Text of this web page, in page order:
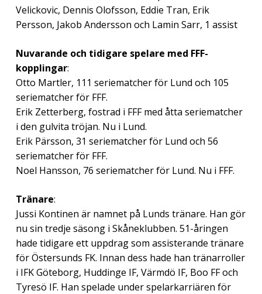
Velickovic, Dennis Olofsson, Eddie Tran, Erik
Persson, Jakob Andersson och Lamin Sarr, 1 assist
Nuvarande och tidigare spelare med FFF-
kopplingar:
Otto Martler, 111 seriematcher för Lund och 105
seriematcher för FFF.
Erik Zetterberg, fostrad i FFF med åtta seriematcher
i den gulvita tröjan. Nu i Lund.
Erik Pärsson, 31 seriematcher för Lund och 56
seriematcher för FFF.
Noel Hansson, 76 seriematcher för Lund. Nu i FFF.
Tränare:
Jussi Kontinen är namnet på Lunds tränare. Han gör
nu sin tredje säsong i Skåneklubben. 51-åringen
hade tidigare ett uppdrag som assisterande tränare
för Östersunds FK. Innan dess hade han tränarroller
i IFK Göteborg, Huddinge IF, Värmdö IF, Boo FF och
Tyresö IF. Han spelade under spelarkarriären för